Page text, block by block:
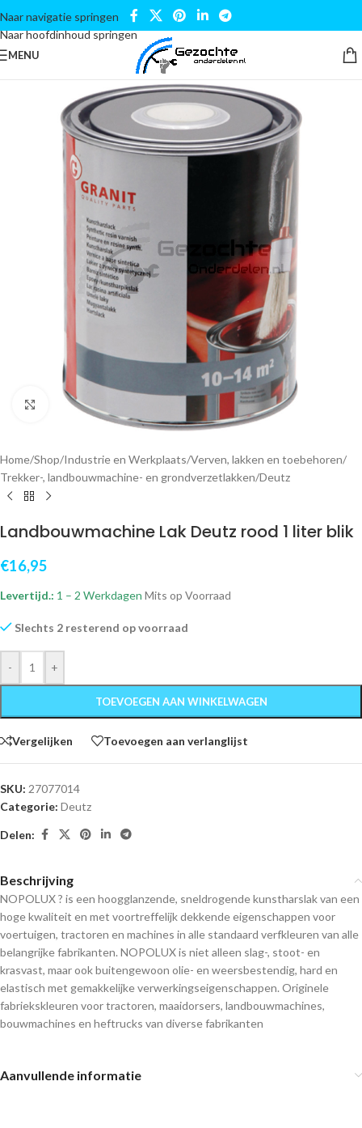
Naar navigatie springen
Naar hoofdinhoud springen
MENU
Klik om te vergroten
Home/Shop/Industrie en Werkplaats/Verven, lakken en toebehoren/
Trekker-, landbouwmachine- en grondverzetlakken/Deutz
Landbouwmachine Lak Deutz rood 1 liter blik
€16,95
Levertijd.: 1 – 2 Werkdagen Mits op Voorraad
Slechts 2 resterend op voorraad
- +
TOEVOEGEN AAN WINKELWAGEN
Vergelijken Toevoegen aan verlanglijst
SKU: 27077014
Categorie: Deutz
Delen:
Beschrijving
NOPOLUX ? is een hoogglanzende, sneldrogende kunstharslak van een
hoge kwaliteit en met voortreffelijk dekkende eigenschappen voor
voertuigen, tractoren en machines in alle standaard verfkleuren van alle
belangrijke fabrikanten. NOPOLUX is niet alleen slag-, stoot- en
krasvast, maar ook buitengewoon olie- en weersbestendig, hard en
elastisch met gemakkelijke verwerkingseigenschappen. Originele
fabriekskleuren voor tractoren, maaidorsers, landbouwmachines,
bouwmachines en heftrucks van diverse fabrikanten
Aanvullende informatie